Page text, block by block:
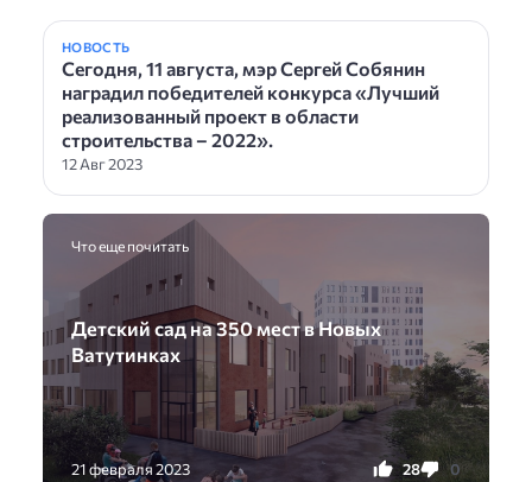
НОВОСТЬ
Сегодня, 11 августа, мэр Сергей Собянин
наградил победителей конкурса «Лучший
реализованный проект в области
строительства – 2022».
12 Авг 2023
Что еще почитать
Детский сад на 350 мест в Новых
Ватутинках
21 февраля 2023 28 0